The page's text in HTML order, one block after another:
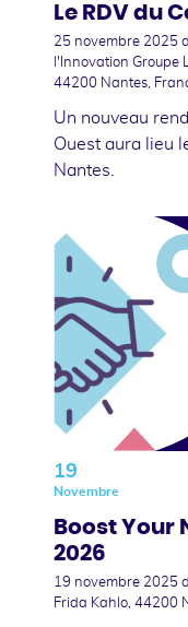
Le RDV du
25 novembre 2025
l'Innovation Groupe
44200 Nantes,
Un nouveau
Ouest aura lieu
Nantes.
19
Novembre
Boost Your
2026
19 novembre 2025
Frida Kahlo, 44200